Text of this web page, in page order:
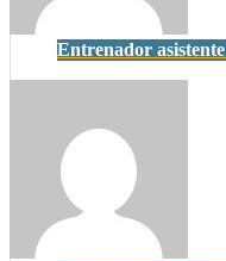
Entrenador asistente